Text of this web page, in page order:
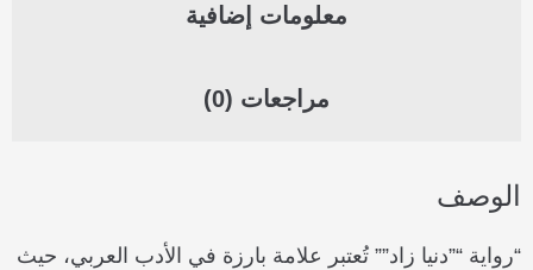
معلومات إضافية
مراجعات (0)
الوصف
“رواية “”دنيا زاد”” تُعتبر علامة بارزة في الأدب العربي، حيث